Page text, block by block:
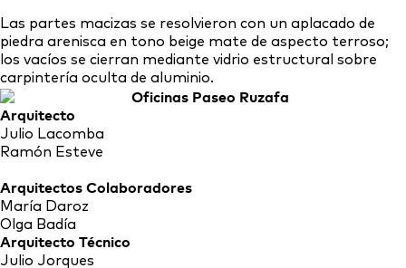
Las partes macizas se resolvieron con un aplacado de
piedra arenisca en tono beige mate de aspecto terroso;
los vacíos se cierran mediante vidrio estructural sobre
carpintería oculta de aluminio.
Arquitecto
Julio Lacomba
Ramón Esteve
Arquitectos Colaboradores
María Daroz
Olga Badía
Arquitecto Técnico
Julio Jorques